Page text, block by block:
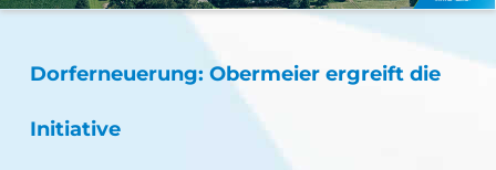
CSU ORTSVERBAND PARKSTETTEN
Dorferneuerung: Obermeier ergreift die
Initiative